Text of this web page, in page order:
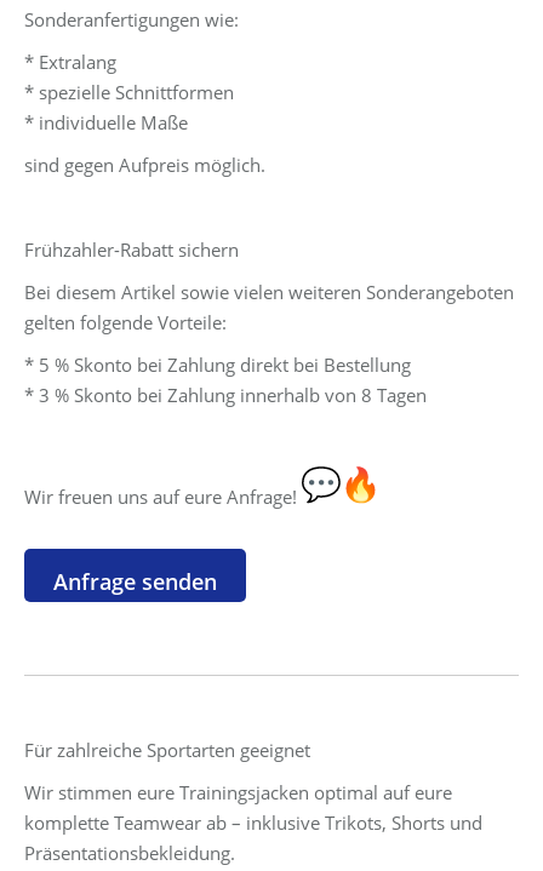
Sonderanfertigungen wie:
* Extralang
* spezielle Schnittformen
* individuelle Maße
sind gegen Aufpreis möglich.
Frühzahler-Rabatt sichern
Bei diesem Artikel sowie vielen weiteren Sonderangeboten
gelten folgende Vorteile:
* 5 % Skonto bei Zahlung direkt bei Bestellung
* 3 % Skonto bei Zahlung innerhalb von 8 Tagen
Wir freuen uns auf eure Anfrage!
Für zahlreiche Sportarten geeignet
Wir stimmen eure Trainingsjacken optimal auf eure
komplette Teamwear ab – inklusive Trikots, Shorts und
Präsentationsbekleidung.